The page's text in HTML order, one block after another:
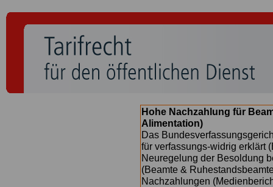
Hohe Nachzahlung für
Alimentation)
Das
für verfassungs-widrig erklärt
Neuregelung der Besoldung
(Beamte &
Nachzahlungen